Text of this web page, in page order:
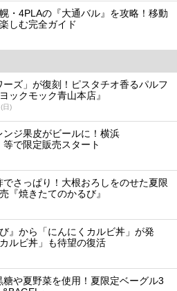
・4PLAの『大通バル』を攻略！移動
しむ完全ガイド
ズ」が復刻！ピスタチオ香るパルフ
ックモック青山本店』
日)
ジ果皮がビールに！横浜
等で限定販売スタート
さっぱり！大根おろしをのせた夏限
『焼きたてのかるび』
』から「にんにくカルビ丼」が発
ルビ丼」も待望の復活
や夏野菜を使用！夏限定ベーグル3